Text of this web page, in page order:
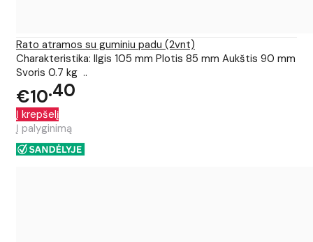
Rato atramos su guminiu padu (2vnt)
Charakteristika: Ilgis 105 mm Plotis 85 mm Aukštis 90 mm
Svoris 0.7 kg ..
€10 40
Į krepšelį
Į palyginimą